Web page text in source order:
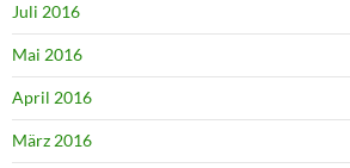
Juli 2016
Mai 2016
April 2016
März 2016